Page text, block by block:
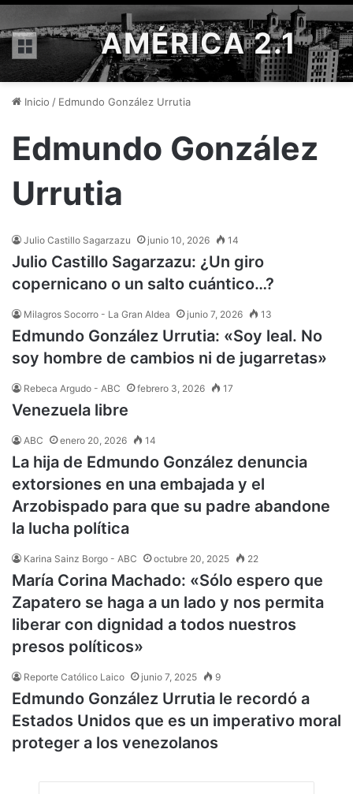
Menú AMÉRICA 2.1
Inicio / Edmundo González Urrutia
Edmundo González
Urrutia
Julio Castillo Sagarzazu junio 10, 2026 14
Julio Castillo Sagarzazu: ¿Un giro
copernicano o un salto cuántico…?
Milagros Socorro - La Gran Aldea junio 7, 2026 13
Edmundo González Urrutia: «Soy leal. No
soy hombre de cambios ni de jugarretas»
Rebeca Argudo - ABC febrero 3, 2026 17
Venezuela libre
ABC enero 20, 2026 14
La hija de Edmundo González denuncia
extorsiones en una embajada y el
Arzobispado para que su padre abandone
la lucha política
Karina Sainz Borgo - ABC octubre 20, 2025 22
María Corina Machado: «Sólo espero que
Zapatero se haga a un lado y nos permita
liberar con dignidad a todos nuestros
presos políticos»
Reporte Católico Laico junio 7, 2025 9
Edmundo González Urrutia le recordó a
Estados Unidos que es un imperativo moral
proteger a los venezolanos